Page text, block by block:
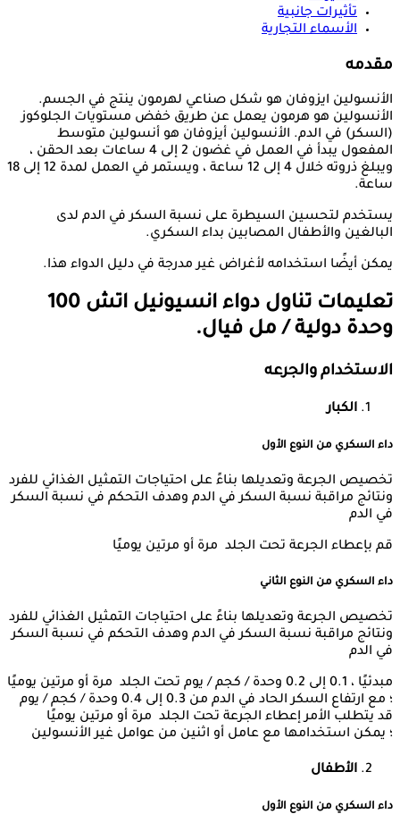
تأثيرات جانبية
الأسماء التجارية
مقدمه
الأنسولين ايزوفان هو شكل صناعي لهرمون ينتج في الجسم.
الأنسولين هو هرمون يعمل عن طريق خفض مستويات الجلوكوز
(السكر) في الدم. الأنسولين أيزوفان هو أنسولين متوسط ​​
المفعول يبدأ في العمل في غضون 2 إلى 4 ساعات بعد الحقن ،
ويبلغ ذروته خلال 4 إلى 12 ساعة ، ويستمر في العمل لمدة 12 إلى 18
ساعة.
يستخدم لتحسين السيطرة على نسبة السكر في الدم لدى
البالغين والأطفال المصابين بداء السكري.
يمكن أيضًا استخدامه لأغراض غير مدرجة في دليل الدواء هذا.
تعليمات تناول دواء
انسيونيل اتش 100
وحدة دولية / مل فيال.
الاستخدام والجرعه
الكبار
داء السكري من النوع الأول
تخصيص الجرعة وتعديلها بناءً على احتياجات التمثيل الغذائي للفرد
ونتائج مراقبة نسبة السكر في الدم وهدف التحكم في نسبة السكر
في الدم
قم بإعطاء الجرعة تحت الجلد مرة أو مرتين يوميًا
داء السكري من النوع الثاني
تخصيص الجرعة وتعديلها بناءً على احتياجات التمثيل الغذائي للفرد
ونتائج مراقبة نسبة السكر في الدم وهدف التحكم في نسبة السكر
في الدم
مبدئيًا ، 0.1 إلى 0.2 وحدة / كجم / يوم تحت الجلد مرة أو مرتين يوميًا
؛ مع ارتفاع السكر الحاد في الدم من 0.3 إلى 0.4 وحدة / كجم / يوم
قد يتطلب الأمر إعطاء الجرعة تحت الجلد مرة أو مرتين يوميًا
؛ يمكن استخدامها مع عامل أو اثنين من عوامل غير الأنسولين
الأطفال
داء السكري من النوع الأول